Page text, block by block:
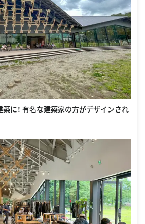
に！ 有名な建築家の方がデザインされ